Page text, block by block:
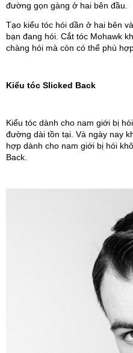
đường gọn gàng ở hai bên đầu.
Tạo kiểu tóc hói dần ở hai bên
bạn đang hói. Cắt tóc Mohawk
chàng hói mà còn có thể phù
Kiểu tóc Slicked Back
Kiểu tóc dành cho nam giới bị
đường dài tồn tại. Và ngày nay
hợp dành cho nam giới bị hói
Back.